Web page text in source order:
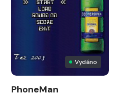
Vydáno
PhoneMan